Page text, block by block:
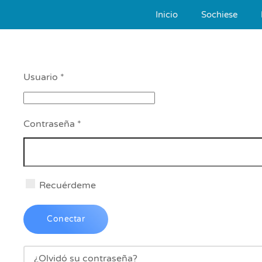
Inicio Sochiese
Usuario *
Contraseña *
Recuérdeme
Conectar
¿Olvidó su contraseña?